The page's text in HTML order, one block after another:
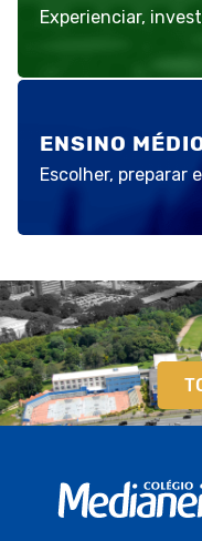
Experienciar,
ENSINO
Escolher, preparar